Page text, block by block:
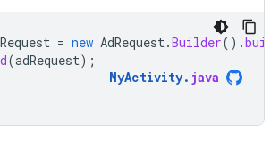
= new AdRequest.Builder().
(adRequest);
MyActivity. java